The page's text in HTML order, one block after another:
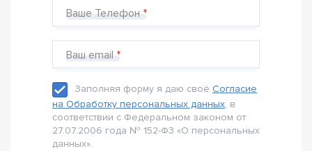
Ваше Телефон
Ваш email
Заполняя форму я даю своё Согласие
на Обработку персональных данных, в
соответствии с Федеральном законом от
27.07.2006 года № 152-Ф3 «О персональных
данных».